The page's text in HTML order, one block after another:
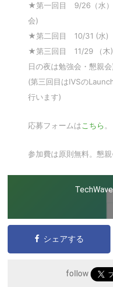
★第一回目 9/26（水
会)
★第二回目 10/31 (水)
★第三回目 11/29 （木)
日の夜は勉強会・懇親
(第三回目はIVSの
行います)
応募フォームはこちら。
参加費は原則無料。懇親
シェアする
follow